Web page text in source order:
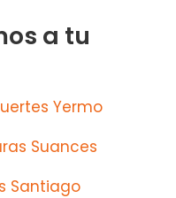
a tu
Yermo
Suances
Santiago